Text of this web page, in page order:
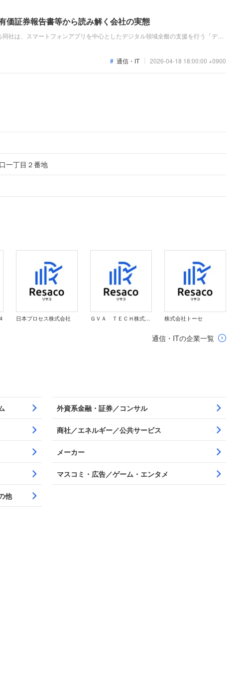
価証券報告書等から読み解く会社の実態
社は、スマートフォンアプリを中心としたデジタル領域全般の支援を行う「デジ
通信・IT 2026-04-18 18:00:00 +0900
一丁目２番地
日本プロセス株式会社 ＧＶＡ ＴＥＣＨ株式会社 株式会社トーセ
通信・ITの企業一覧
外資系金融・証券／コンサル
商社／エネルギー／公共サービス
メーカー
マスコミ・広告／ゲーム・エンタメ
他